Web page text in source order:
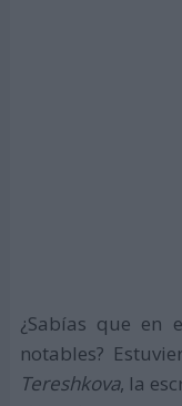
¿Sabías que en
notables?
Tereshkova, la